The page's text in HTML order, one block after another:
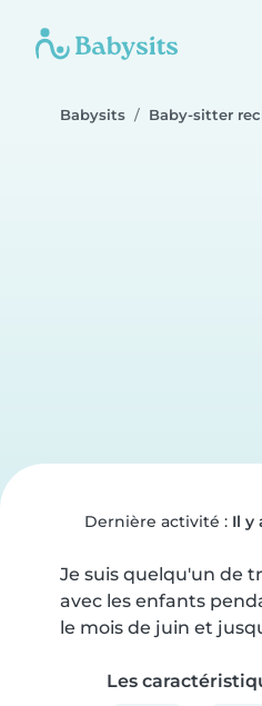
Babysits Baby-sitter
Dernière activité : Il y
Je suis quelqu'un de
avec les enfants
le mois de juin et
Les